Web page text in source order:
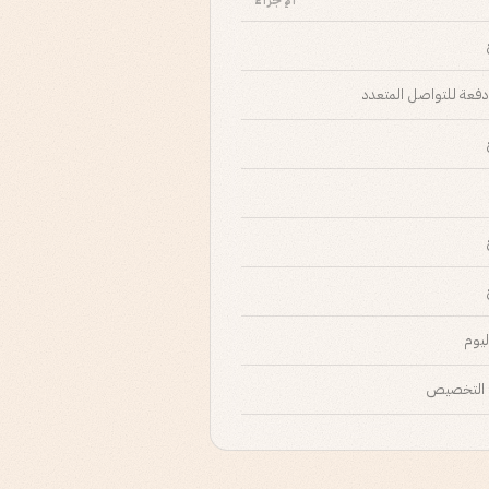
للتواصل المتعدد